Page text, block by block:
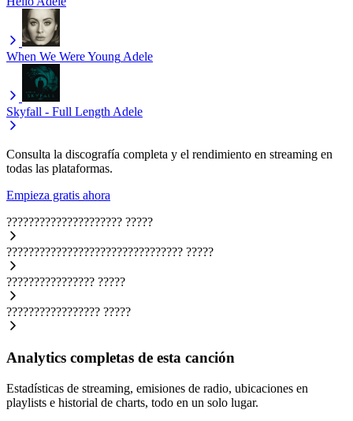
When We Were Young Adele
Skyfall - Full Length Adele
Consulta la discografía completa y el rendimiento en streaming en
todas las plataformas.
Empieza gratis ahora
????????????????????? ?????
???????????????????????????????? ?????
???????????????? ?????
????????????????? ?????
Analytics completas de esta canción
Estadísticas de streaming, emisiones de radio, ubicaciones en
playlists e historial de charts, todo en un solo lugar.